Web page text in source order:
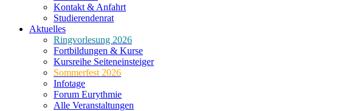
Kontakt & Anfahrt
Studierendenrat
Aktuelles
Ringvorlesung 2026
Fortbildungen & Kurse
Kursreihe Seiteneinsteiger
Sommerfest 2026
Infotage
Forum Eurythmie
Alle Veranstaltungen